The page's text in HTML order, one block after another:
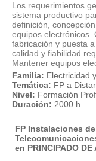
Los requerimientos
sistema productivo
definición,
equipos electrónicos.
fabricación y puesta
calidad y fiabilidad
Mantener equipos
Familia: Electricidad
Temática: FP a
Nivel: Formación
Duración: 2000 h.
FP Instalaciones de
en PRINCIPADO DE